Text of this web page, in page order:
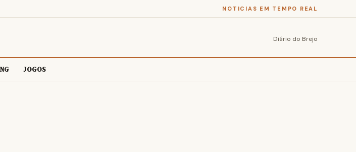
NOTICIAS EM TEMPO REAL
Diário do Brejo
JOGOS